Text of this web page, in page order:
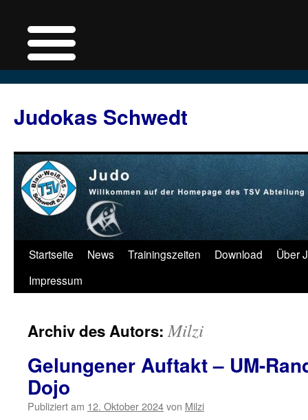
Judokas Schwedt
Zum
Inhalt
Startseite News Trainingszeiten Download
Über
Impressum
Archiv des Autors:Milzi
Gelungener Auftakt – UM-
Dojo
Publiziert am 12. Oktober 2024von Milzi